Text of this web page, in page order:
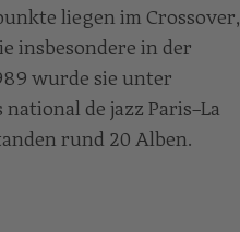
liegen im Crossover,
insbesondere in der
wurde sie unter
de jazz Paris–La
rund 20 Alben.